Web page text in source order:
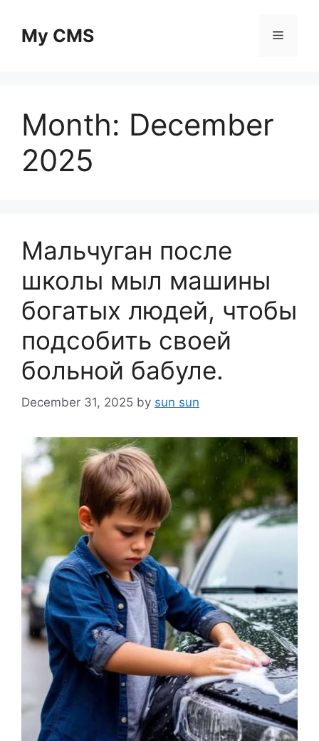
contentMy CMS Menu
Month: December
2025
Мальчуган после
школы мыл машины
богатых людей, чтобы
подсобить своей
больной бабуле.
December 31, 2025 by sun sun